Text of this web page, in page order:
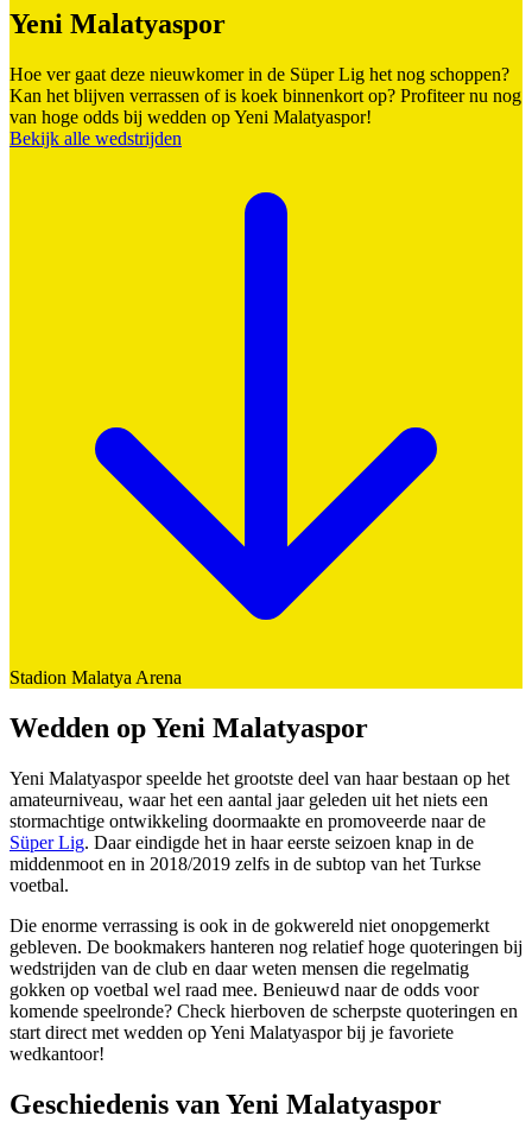
Yeni Malatyaspor
Hoe ver gaat deze nieuwkomer in de Süper Lig het nog schoppen?
Kan het blijven verrassen of is koek binnenkort op? Profiteer nu nog
van hoge odds bij wedden op Yeni Malatyaspor!
Bekijk alle wedstrijden
Stadion Malatya Arena
Wedden op Yeni Malatyaspor
Yeni Malatyaspor speelde het grootste deel van haar bestaan op het
amateurniveau, waar het een aantal jaar geleden uit het niets een
stormachtige ontwikkeling doormaakte en promoveerde naar de
Süper Lig. Daar eindigde het in haar eerste seizoen knap in de
middenmoot en in 2018/2019 zelfs in de subtop van het Turkse
voetbal.
Die enorme verrassing is ook in de gokwereld niet onopgemerkt
gebleven. De bookmakers hanteren nog relatief hoge quoteringen bij
wedstrijden van de club en daar weten mensen die regelmatig
gokken op voetbal wel raad mee. Benieuwd naar de odds voor
komende speelronde? Check hierboven de scherpste quoteringen en
start direct met wedden op Yeni Malatyaspor bij je favoriete
wedkantoor!
Geschiedenis van Yeni Malatyaspor